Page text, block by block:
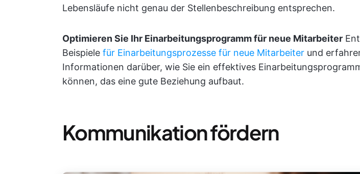
Lebensläufe nicht genau der Stellenbeschreibung entsprechen.
Optimieren Sie Ihr Einarbeitungsprogramm für neue Mitarbeiter
Beispiele für Einarbeitungsprozesse für neue Mitarbeiter und
Informationen darüber, wie Sie ein effektives
können, das eine gute Beziehung aufbaut.
Kommunikation fördern